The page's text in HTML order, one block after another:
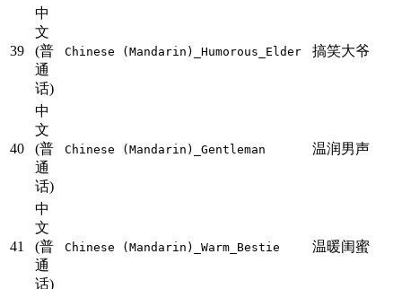
39
中
文
(普
通
话)
Chinese (Mandarin)_Humorous_Elder 搞笑大爷
40
中
文
(普
通
话)
Chinese (Mandarin)_Gentleman 温润男声
41
中
文
(普
通
话)
Chinese (Mandarin)_Warm_Bestie 温暖闺蜜